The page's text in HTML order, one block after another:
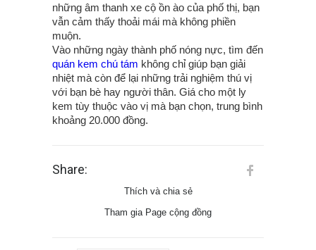
những âm thanh xe cộ ồn ào của phố thị, bạn
vẫn cảm thấy thoải mái mà không phiền
muộn.
Vào những ngày thành phố nóng nực, tìm đến
quán kem chú tám không chỉ giúp bạn giải
nhiệt mà còn để lại những trải nghiệm thú vị
với bạn bè hay người thân. Giá cho một ly
kem tùy thuộc vào vị mà bạn chọn, trung bình
khoảng 20.000 đồng.
Share:
Thích và chia sẻ
Tham gia Page cộng đồng